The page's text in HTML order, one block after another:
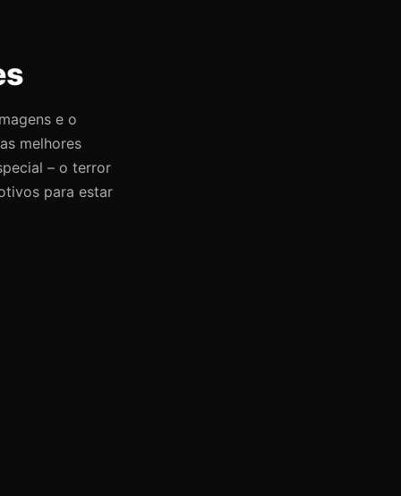
e o
melhores
– o terror
para estar